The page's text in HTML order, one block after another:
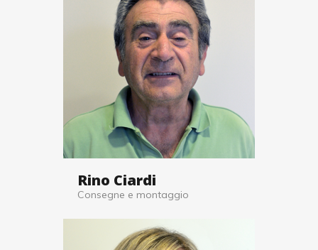
Rino Ciardi
Consegne e montaggio